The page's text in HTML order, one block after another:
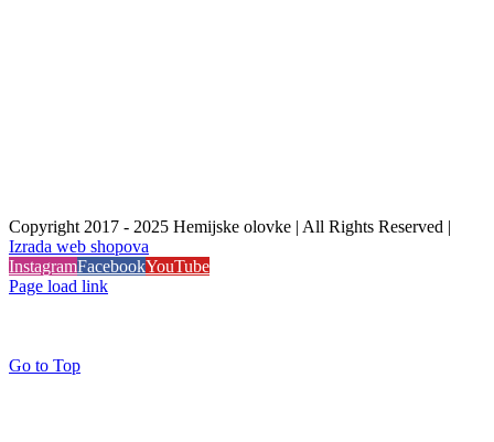
Copyright 2017 - 2025 Hemijske olovke | All Rights Reserved |
Izrada web shopova
InstagramFacebookYouTube
Page load link
Go to Top